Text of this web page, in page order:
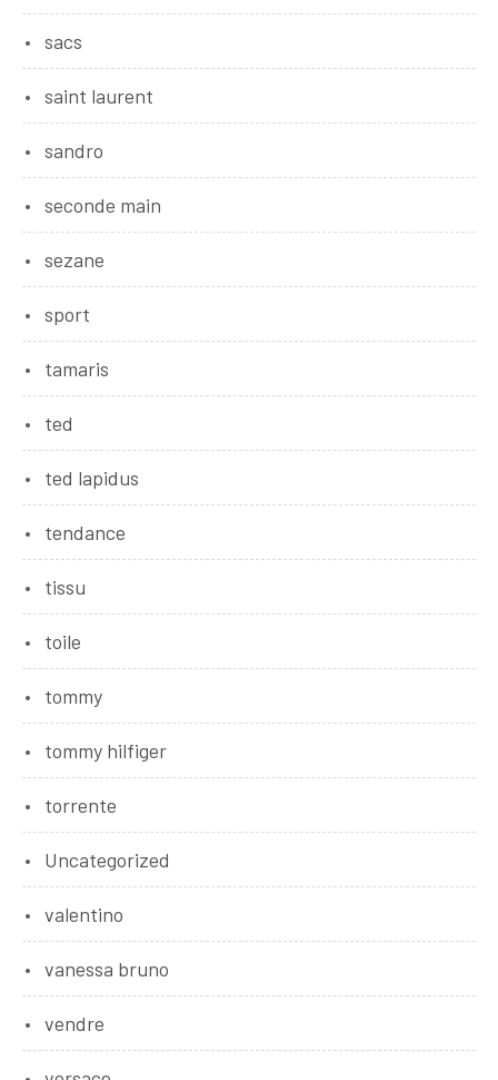
sacs
saint laurent
sandro
seconde main
sezane
sport
tamaris
ted
ted lapidus
tendance
tissu
toile
tommy
tommy hilfiger
torrente
Uncategorized
valentino
vanessa bruno
vendre